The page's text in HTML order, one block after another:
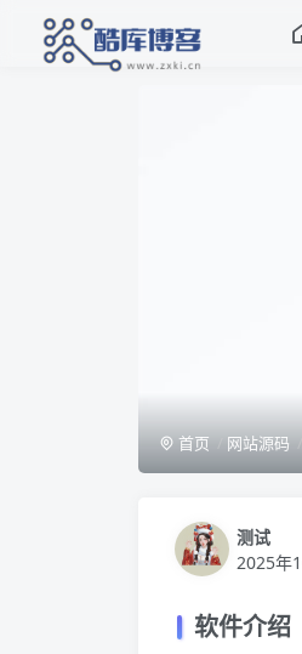
首页 网站源码
测试
2025年
软件介绍